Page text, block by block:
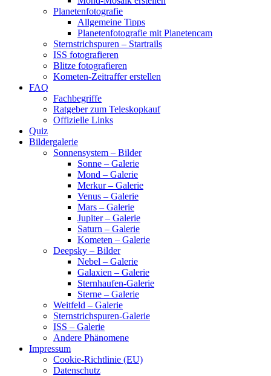
Planetenfotografie
Allgemeine Tipps
Planetenfotografie mit Planetencam
Sternstrichspuren – Startrails
ISS fotografieren
Blitze fotografieren
Kometen-Zeitraffer erstellen
FAQ
Fachbegriffe
Ratgeber zum Teleskopkauf
Offizielle Links
Quiz
Bildergalerie
Sonnensystem – Bilder
Sonne – Galerie
Mond – Galerie
Merkur – Galerie
Venus – Galerie
Mars – Galerie
Jupiter – Galerie
Saturn – Galerie
Kometen – Galerie
Deepsky – Bilder
Nebel – Galerie
Galaxien – Galerie
Sternhaufen-Galerie
Sterne – Galerie
Weitfeld – Galerie
Sternstrichspuren-Galerie
ISS – Galerie
Andere Phänomene
Impressum
Cookie-Richtlinie (EU)
Datenschutz